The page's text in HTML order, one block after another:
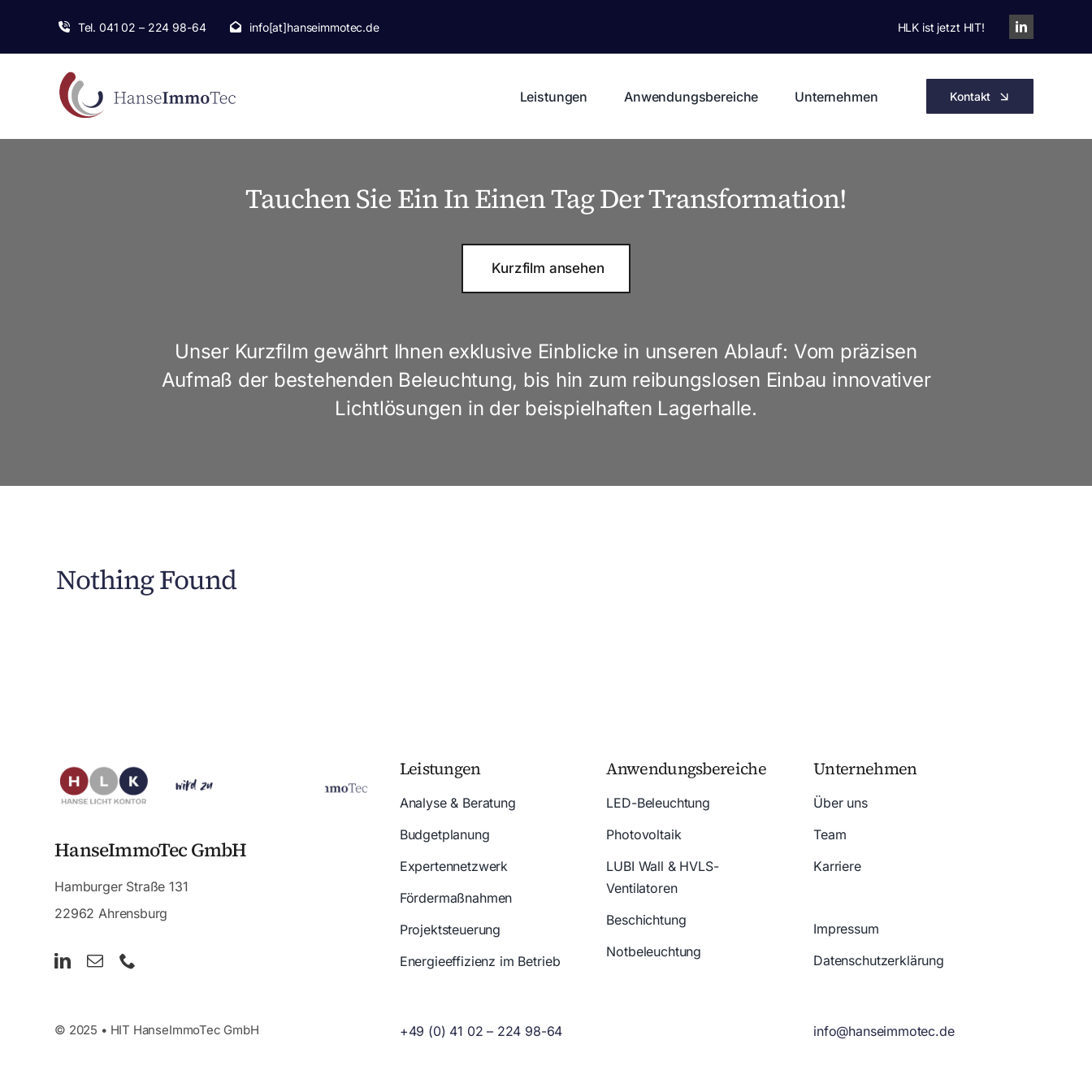
Tel. 041 02 – 224 98-64 info[at]hanseimmotec.de HLK ist jetzt HIT!
Leistungen Anwendungsbereiche Unternehmen Kontakt
Tauchen Sie Ein In Einen Tag Der Transformation!
Kurzfilm ansehen
Unser Kurzfilm gewährt Ihnen exklusive Einblicke in unseren Ablauf: Vom präzisen
Aufmaß der bestehenden Beleuchtung, bis hin zum reibungslosen Einbau innovativer
Lichtlösungen in der beispielhaften Lagerhalle.
Nothing Found
HanseImmoTec GmbH
Hamburger Straße 131
22962 Ahrensburg
Leistungen
Analyse & Beratung
Budgetplanung
Expertennetzwerk
Fördermaßnahmen
Projektsteuerung
Energieeffizienz im Betrieb
Anwendungsbereiche
LED-Beleuchtung
Photovoltaik
LUBI Wall & HVLS-
Ventilatoren
Beschichtung
Notbeleuchtung
Unternehmen
Über uns
Team
Karriere
Impressum
Datenschutzerklärung
© 2025 • HIT HanseImmoTec GmbH +49 (0) 41 02 – 224 98-64 info@hanseimmotec.de